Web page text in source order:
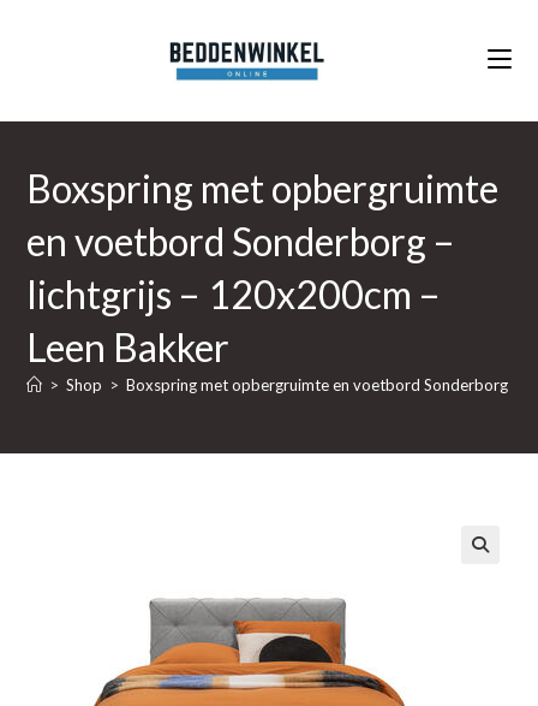
Boxspring met opbergruimte
en voetbord Sonderborg –
lichtgrijs – 120x200cm –
Leen Bakker
> Shop > Boxspring met opbergruimte en voetbord Sonderborg –